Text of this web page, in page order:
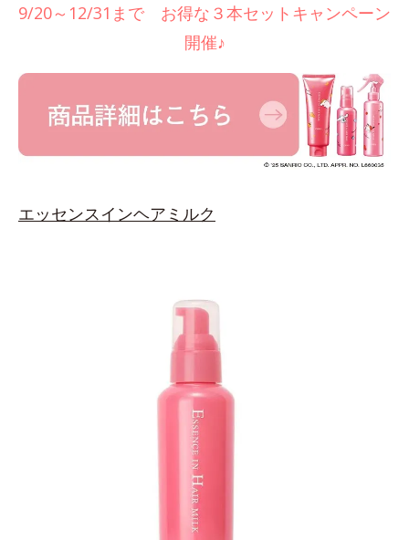
9/20～12/31まで お得な３本セットキャンペーン
開催♪
エッセンスインヘアミルク